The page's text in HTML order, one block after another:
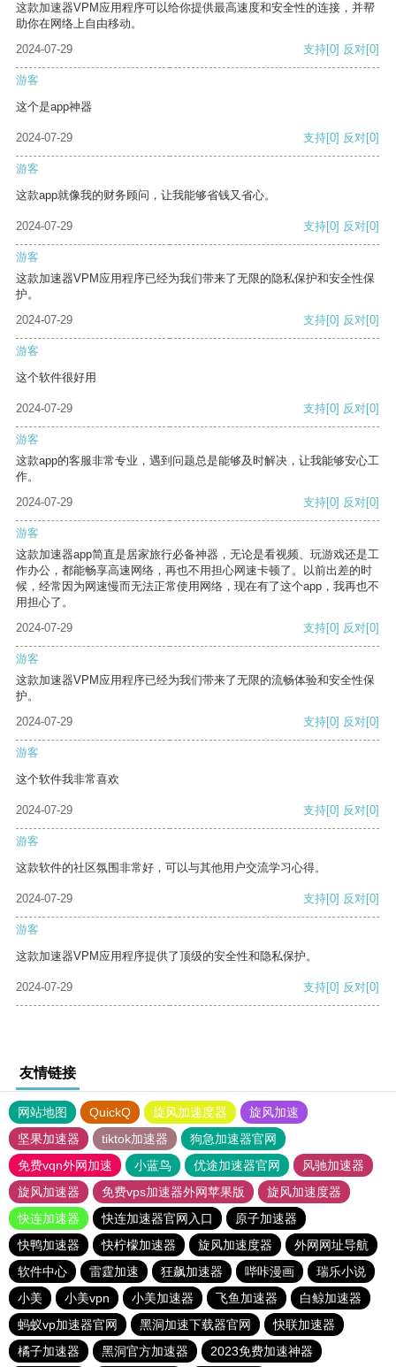
这款加速器VPM应用程序可以给你提供最高速度和安全性的连接，并帮
助你在网络上自由移动。
2024-07-29
支持[0] 反对[0]
游客
这个是app神器
2024-07-29 支持[0] 反对[0]
游客
这款app就像我的财务顾问，让我能够省钱又省心。
2024-07-29 支持[0] 反对[0]
游客
这款加速器VPM应用程序已经为我们带来了无限的隐私保护和安全性保
护。
2024-07-29
支持[0] 反对[0]
游客
这个软件很好用
2024-07-29 支持[0] 反对[0]
游客
这款app的客服非常专业，遇到问题总是能够及时解决，让我能够安心工
作。
2024-07-29
支持[0] 反对[0]
游客
这款加速器app简直是居家旅行必备神器，无论是看视频、玩游戏还是工
作办公，都能畅享高速网络，再也不用担心网速卡顿了。以前出差的时
候，经常因为网速慢而无法正常使用网络，现在有了这个app，我再也不
用担心了。
2024-07-29
支持[0] 反对[0]
游客
这款加速器VPM应用程序已经为我们带来了无限的流畅体验和安全性保
护。
2024-07-29
支持[0] 反对[0]
游客
这个软件我非常喜欢
2024-07-29 支持[0] 反对[0]
游客
这款软件的社区氛围非常好，可以与其他用户交流学习心得。
2024-07-29 支持[0] 反对[0]
游客
这款加速器VPM应用程序提供了顶级的安全性和隐私保护。
2024-07-29 支持[0] 反对[0]
友情链接
网站地图 QuickQ 旋风加速度器
旋风加速
坚果加速器
tiktok加速器
狗急加速器官网
免费vqn外网加速
小蓝鸟 优途加速器官网
风驰加速器
旋风加速器
免费vps加速器外网苹果版
旋风加速度器
快连加速器
快连加速器官网入口
原子加速器
快鸭加速器
快柠檬加速器 旋风加速度器
外网网址导航
软件中心
雷霆加速 狂飙加速器 哔咔漫画
瑞乐小说
小美
小美vpn 小美加速器 飞鱼加速器
白鲸加速器
蚂蚁vp加速器官网
黑洞加速下载器官网
快联加速器
橘子加速器
黑洞官方加速器 2023免费加速神器